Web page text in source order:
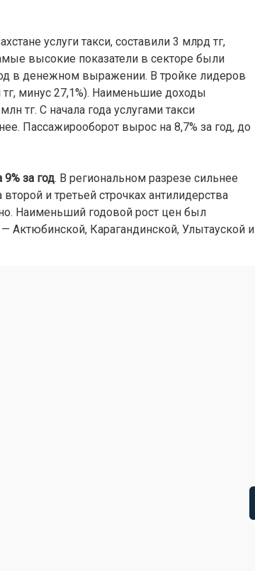
услуги такси, составили 3 млрд тг,
высокие показатели в секторе были
в денежном выражении. В тройке лидеров
минус 27,1%). Наименьшие доходы
тг. С начала года услугами такси
Пассажирооборот вырос на 8,7% за год, до
за год. В региональном разрезе сильнее
и третьей строчках антилидерства
Наименьший годовой рост цен был
Актюбинской, Карагандинской, Улытауской и